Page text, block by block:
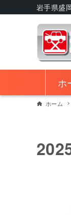
岩手県盛
ホ
ホーム